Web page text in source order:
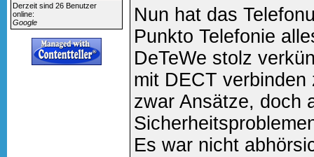
Derzeit sind 26 Benutzer
online:
Google
Nun hat das
Punkto Telefonie
DeTeWe stolz
mit DECT
zwar Ansätze, doch
Es war nicht